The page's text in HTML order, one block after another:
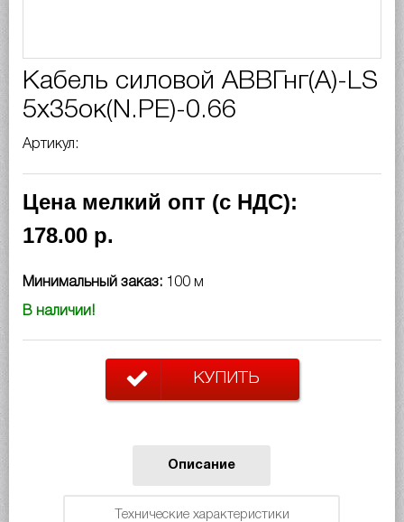
Кабель силовой АВВГнг(A)-LS
5х35ок(N.PE)-0.66
Артикул:
Цена мелкий опт (с НДС):
178.00 р.
Минимальный заказ: 100 м
В наличии!
КУПИТЬ
Описание
Технические характеристики